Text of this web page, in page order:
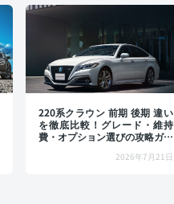
220系クラウン 前期 後期 違い
を徹底比較！グレード・維持
費・オプション選びの攻略ガイ
2026年7月21日